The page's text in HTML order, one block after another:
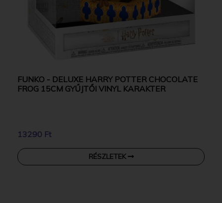
FUNKO - DELUXE HARRY POTTER CHOCOLATE
FROG 15CM GYŰJTŐI VINYL KARAKTER
13290 Ft
RÉSZLETEK